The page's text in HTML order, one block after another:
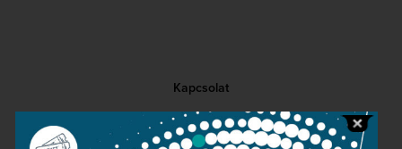
Kapcsolat
Közérdekű adatok
Sajtószoba